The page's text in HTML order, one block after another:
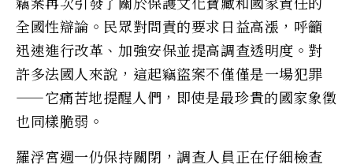
全國性辯論。民眾對問責的要求日益高漲，呼籲
迅速進行改革、加強安保並提高調查透明度。對
許多法國人來說，這起竊盜案不僅僅是一場犯罪
——它痛苦地提醒人們，即使是最珍貴的國家象徵
也同樣脆弱。
羅浮宮週一仍保持關閉，調查人員正在仔細檢查